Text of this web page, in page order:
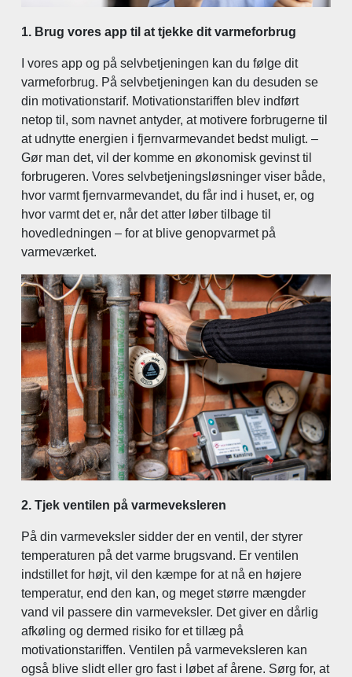
1. Brug vores app til at tjekke dit varmeforbrug
I vores app og på selvbetjeningen kan du følge dit
varmeforbrug. På selvbetjeningen kan du desuden se
din motivationstarif. Motivationstariffen blev indført
netop til, som navnet antyder, at motivere forbrugerne til
at udnytte energien i fjernvarmevandet bedst muligt. –
Gør man det, vil der komme en økonomisk gevinst til
forbrugeren. Vores selvbetjeningsløsninger viser både,
hvor varmt fjernvarmevandet, du får ind i huset, er, og
hvor varmt det er, når det atter løber tilbage til
hovedledningen – for at blive genopvarmet på
varmeværket.
2. Tjek ventilen på varmeveksleren
På din varmeveksler sidder der en ventil, der styrer
temperaturen på det varme brugsvand. Er ventilen
indstillet for højt, vil den kæmpe for at nå en højere
temperatur, end den kan, og meget større mængder
vand vil passere din varmeveksler. Det giver en dårlig
afkøling og dermed risiko for et tillæg på
motivationstariffen. Ventilen på varmeveksleren kan
også blive slidt eller gro fast i løbet af årene. Sørg for, at